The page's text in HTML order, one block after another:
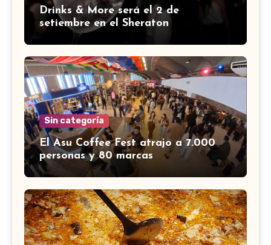
Drinks & More será el 2 de
setiembre en el Sheraton
Sin categoría
El Asu Coffee Fest atrajo a 7.000
personas y 80 marcas